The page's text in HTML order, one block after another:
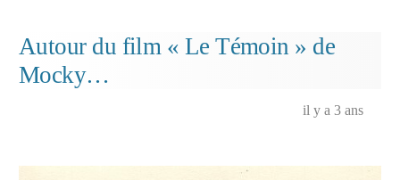
Autour du film « Le Témoin » de
Mocky…
il y a 3 ans